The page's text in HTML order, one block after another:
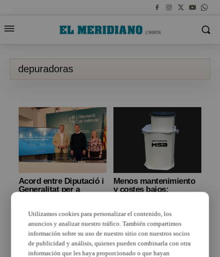
depuradoras
Acord entre Diputació i
Generalitat per a
Menos mantenimiento
y costes bajos:
Utilizamos cookies para personalizar el contenido, los
anuncios y analizar nuestro tráfico. También compartimos
información sobre su uso de nuestro sitio con nuestros socios
de publicidad y análisis, quienes pueden combinarla con otra
información que les haya proporcionado o que hayan